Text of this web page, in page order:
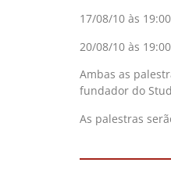
17/08/10 às
20/08/10 às
Ambas as
fundador do
As palestras